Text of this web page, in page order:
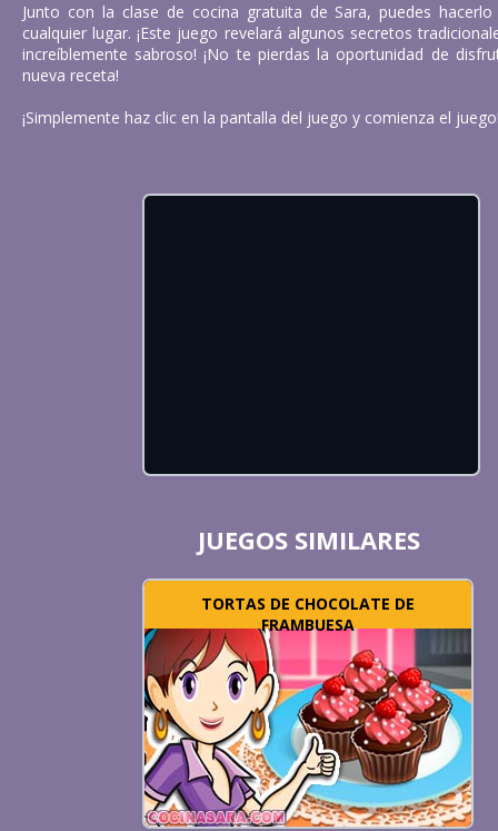
Junto con la clase de cocina gratuita de Sara, puedes
cualquier lugar. ¡Este juego revelará algunos secretos
increíblemente sabroso! ¡No te pierdas la oportunidad de
nueva receta!
¡Simplemente haz clic en la pantalla del juego y comienza el
JUEGOS SIMILARES
TORTAS DE CHOCOLATE DE
FRAMBUESA